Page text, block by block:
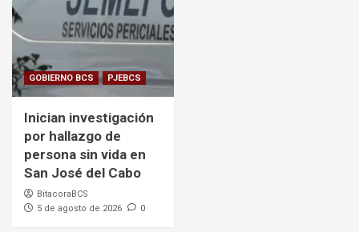
GOBIERNO BCS PJEBCS
Inician investigación
por hallazgo de
persona sin vida en
San José del Cabo
BitacoraBCS
5 de agosto de 2026
0